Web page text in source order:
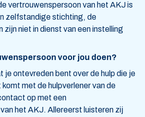
vertrouwenspersoon van het AKJ is
zelfstandige stichting, de
niet in dienst van een instelling
voor jou doen?
je ontevreden bent over de hulp die je
met de hulpverlener van de
op met een
het AKJ. Allereerst luisteren zij